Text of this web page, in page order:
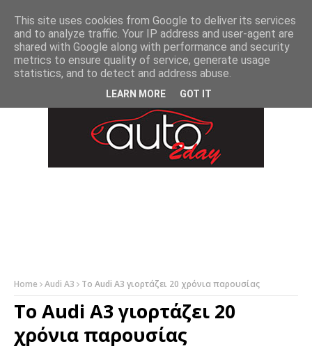
Home Audi A3 Το Audi A3 γιορτάζει 20 χρόνια παρουσίας
Το Audi A3 γιορτάζει 20
χρόνια παρουσίας
This site uses cookies from Google to deliver its services
and to analyze traffic. Your IP address and user-agent are
shared with Google along with performance and security
metrics to ensure quality of service, generate usage
statistics, and to detect and address abuse.
LEARN MORE GOT IT